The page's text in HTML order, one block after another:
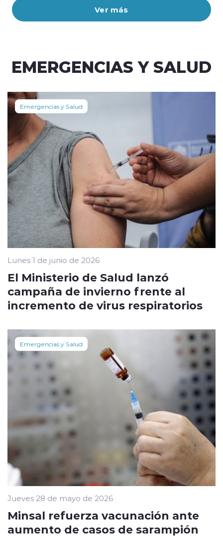
Ver más
EMERGENCIAS Y SALUD
Emergencias y Salud
Lunes 1 de junio de 2026
El Ministerio de Salud lanzó
campaña de invierno frente al
incremento de virus respiratorios
Emergencias y Salud
Jueves 28 de mayo de 2026
Minsal refuerza vacunación ante
aumento de casos de sarampión